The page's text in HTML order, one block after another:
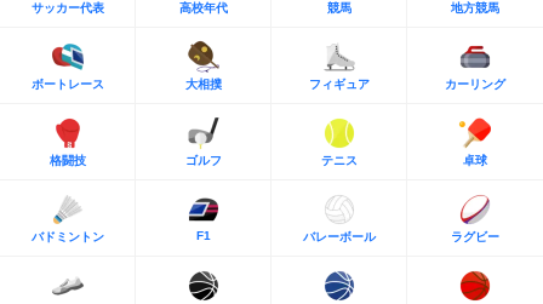
サッカー代表 高校年代 競馬 地方競馬
ボートレース 大相撲 フィギュア カーリング
格闘技 ゴルフ テニス 卓球
バドミントン F1 バレーボール ラグビー